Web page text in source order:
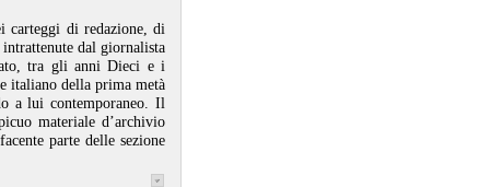
carteggi di redazione, di
dal giornalista
tra gli anni Dieci e i
italiano della prima metà
a lui contemporaneo. Il
materiale d’archivio
parte delle sezione